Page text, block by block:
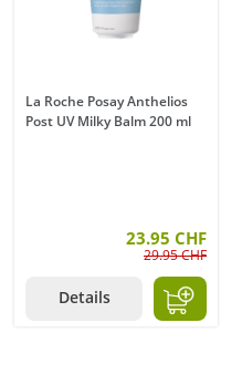
La Roche Posay Anthelios
Post UV Milky Balm 200 ml
23.95 CHF
29.95 CHF
Details